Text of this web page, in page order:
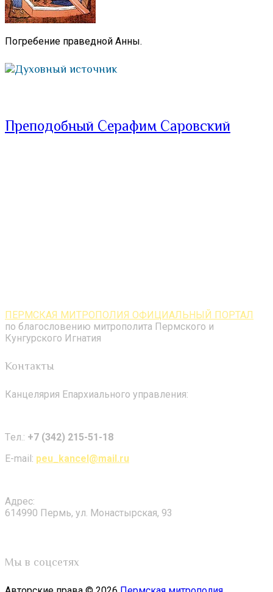
Погребение праведной Анны.
Духовный источник
Преподобный Серафим Саровский
ПЕРМСКАЯ МИТРОПОЛИЯ ОФИЦИАЛЬНЫЙ ПОРТАЛ
по благословению митрополита Пермского и
Кунгурского Игнатия
Контакты
Канцелярия Епархиального управления:
Tел.: +7 (342) 215-51-18
E-mail: peu_kancel@mail.ru
Адрес:
614990 Пермь, ул. Монастырская, 93
Мы в соцсетях